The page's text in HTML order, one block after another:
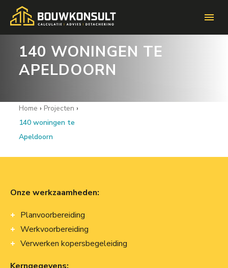
menu
140 WONINGEN TE
APELDOORN
Home › Projecten ›
140 woningen te
Apeldoorn
Onze werkzaamheden:
Planvoorbereiding
Werkvoorbereiding
Verwerken kopersbegeleiding